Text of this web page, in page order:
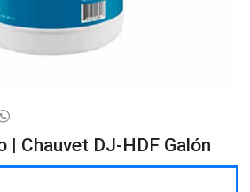
| Chauvet DJ-HDF Galón